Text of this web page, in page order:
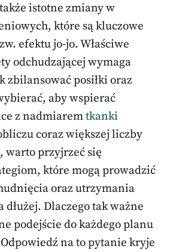
istotne zmiany w
które są kluczowe
efektu jo-jo. Właściwe
odchudzającej wymaga
zbilansować posiłki oraz
aby wspierać
z nadmiaremtkanki
coraz większej liczby
warto przyjrzeć się
które mogą prowadzić
oraz utrzymania
Dlaczego tak ważne
podejście do każdego planu
na to pytanie kryje